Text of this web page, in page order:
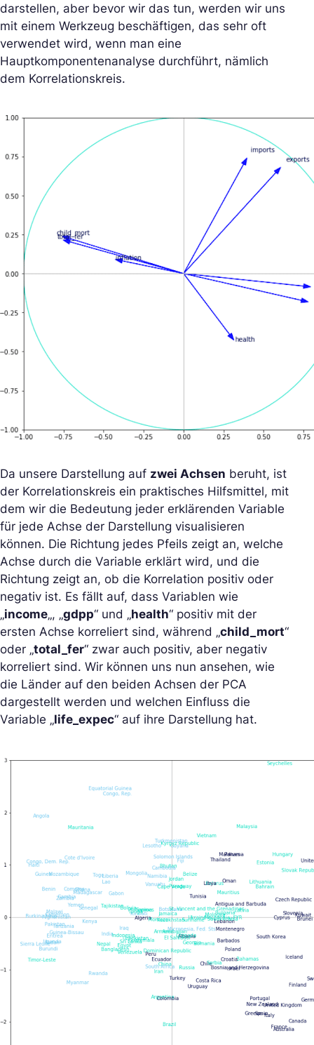
darstellen, aber bevor wir das tun, werden wir uns
mit einem Werkzeug beschäftigen, das sehr oft
verwendet wird, wenn man eine
Hauptkomponentenanalyse durchführt, nämlich
dem Korrelationskreis.
Da unsere Darstellung auf zwei Achsen beruht, ist
der Korrelationskreis ein praktisches Hilfsmittel, mit
dem wir die Bedeutung jeder erklärenden Variable
für jede Achse der Darstellung visualisieren
können. Die Richtung jedes Pfeils zeigt an, welche
Achse durch die Variable erklärt wird, und die
Richtung zeigt an, ob die Korrelation positiv oder
negativ ist. Es fällt auf, dass Variablen wie
„income„, „gdpp“ und „health“ positiv mit der
ersten Achse korreliert sind, während „child_mort“
oder „total_fer“ zwar auch positiv, aber negativ
korreliert sind. Wir können uns nun ansehen, wie
die Länder auf den beiden Achsen der PCA
dargestellt werden und welchen Einfluss die
Variable „life_expec“ auf ihre Darstellung hat.